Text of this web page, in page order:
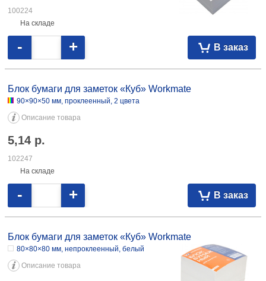
100224
На складе
В заказ
- +
Блок бумаги для заметок «Куб» Workmate
90×90×50 мм, проклеенный, 2 цвета
Описание товара
5,14 р.
102247
На складе
В заказ
- +
Блок бумаги для заметок «Куб» Workmate
80×80×80 мм, непроклеенный, белый
Описание товара